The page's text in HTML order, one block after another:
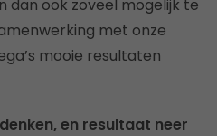
dan ook zoveel mogelijk te
met onze
mooie resultaten
en resultaat neer